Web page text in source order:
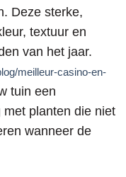
Deze sterke,
textuur en
van het jaar.
meilleur-casino-en-
tuin een
planten die niet
wanneer de